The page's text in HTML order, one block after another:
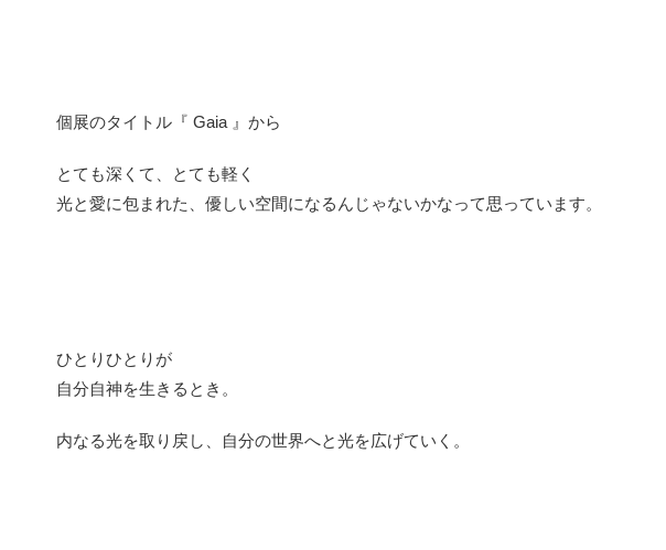
個展のタイトル『 Gaia 』から
とても深くて、とても軽く
光と愛に包まれた、優しい空間になるんじゃないかなって思っています。
ひとりひとりが
自分自神を生きるとき。
内なる光を取り戻し、自分の世界へと光を広げていく。